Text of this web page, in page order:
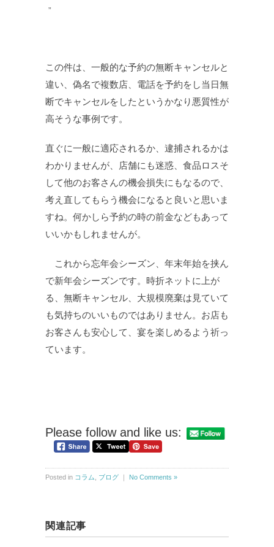
この件は、一般的な予約の無断キャンセルと
違い、偽名で複数店、電話を予約をし当日無
断でキャンセルをしたというかなり悪質性が
高そうな事例です。
直ぐに一般に適応されるか、逮捕されるかは
わかりませんが、店舗にも迷惑、食品ロスそ
して他のお客さんの機会損失にもなるので、
考え直してもらう機会になると良いと思いま
すね。何かしら予約の時の前金などもあって
いいかもしれませんが。
これから忘年会シーズン、年末年始を挟ん
で新年会シーズンです。時折ネットに上が
る、無断キャンセル、大規模廃棄は見ていて
も気持ちのいいものではありません。お店も
お客さんも安心して、宴を楽しめるよう祈っ
ています。
Please follow and like us:
Posted in コラム ブログ ｜ No Comments »
関連記事